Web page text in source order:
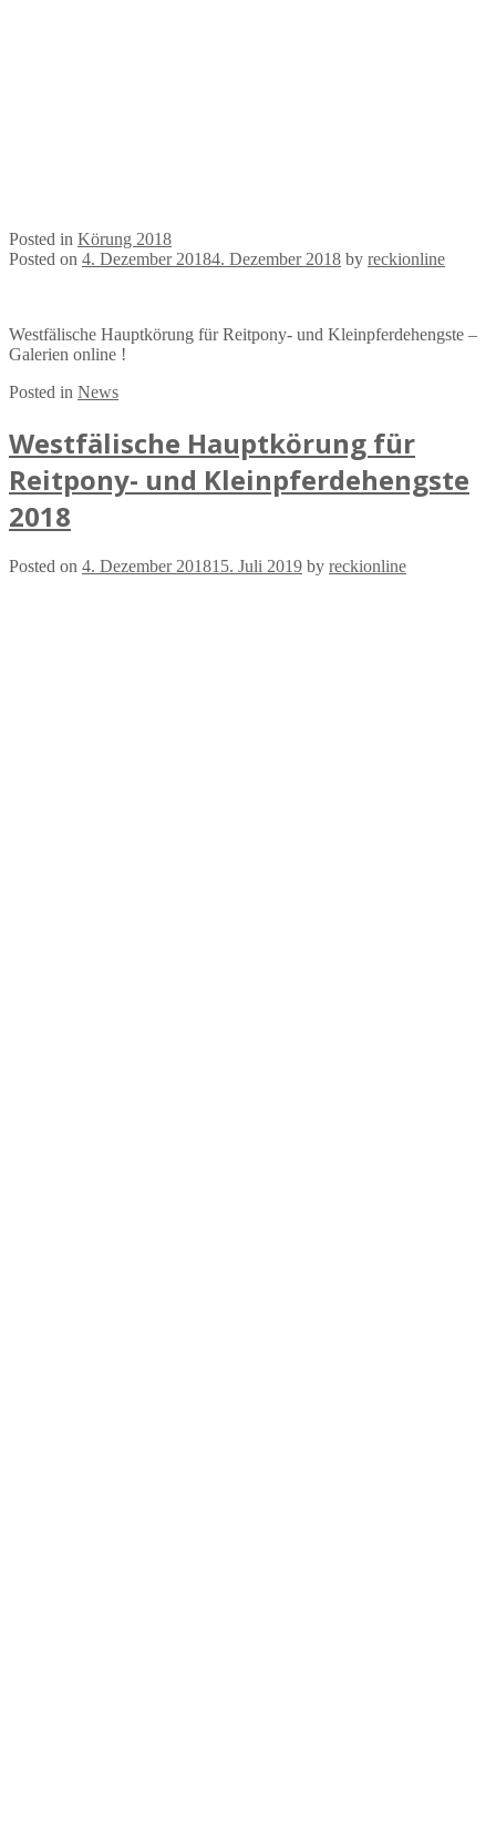
Posted in Körung 2018
Posted on 4. Dezember 20184. Dezember 2018 by reckionline
Westfälische Hauptkörung für Reitpony- und Kleinpferdehengste –
Galerien online !
Posted in News
Westfälische Hauptkörung für
Reitpony- und Kleinpferdehengste
2018
Posted on 4. Dezember 201815. Juli 2019 by reckionline